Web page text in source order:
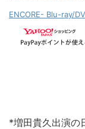
ENCORE- Blu-ray/
*増田貴久出演の